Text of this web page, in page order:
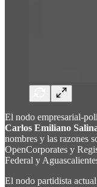
El nodo empresarial-
Carlos Emiliano
nombres y las razones
OpenCorporates y
Federal y
El nodo partidista